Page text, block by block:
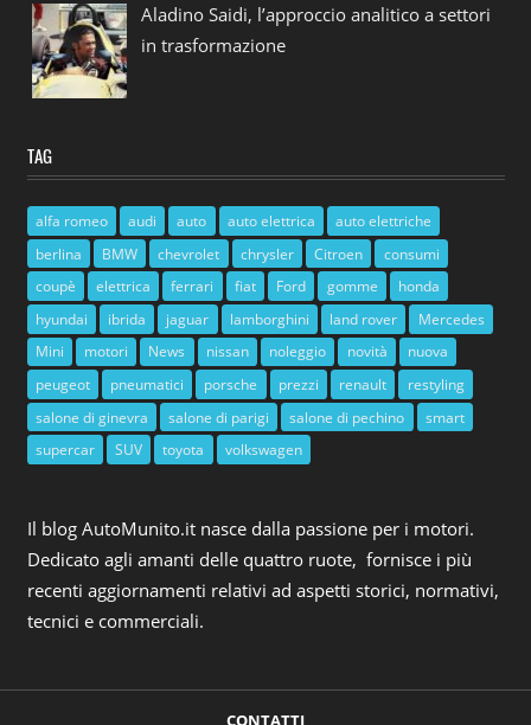
Aladino Saidi, l’approccio analitico a settori
in trasformazione
TAG
alfa romeo audi auto auto elettrica
auto elettriche
berlina
BMW chevrolet chrysler Citroen
consumi
coupè
elettrica ferrari fiat Ford gomme
honda
hyundai
ibrida jaguar lamborghini land rover
Mercedes
Mini
motori News nissan noleggio novità
nuova
peugeot
pneumatici porsche prezzi renault
restyling
salone di ginevra
salone di parigi salone di pechino
smart
supercar
SUV toyota volkswagen
Il blog AutoMunito.it nasce dalla passione per i motori.
Dedicato agli amanti delle quattro ruote, fornisce i più
recenti aggiornamenti relativi ad aspetti storici, normativi,
tecnici e commerciali.
CONTATTI